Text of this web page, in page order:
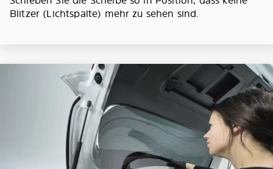
Blitzer (Lichtspalte) mehr zu sehen sind.